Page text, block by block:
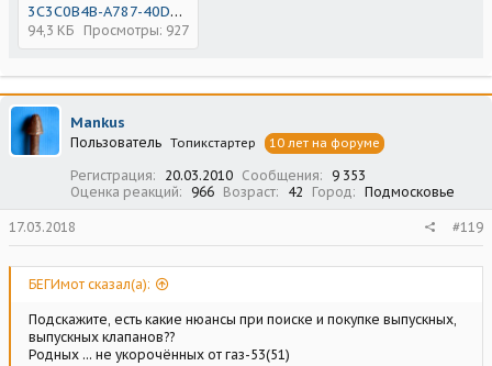
3C3C0B4B-A787-40D6-AE48-40211C6AC7B6.jpeg
94,3 КБ Просмотры: 927
Mankus
Пользователь Топикстартер 10 лет на форуме
Регистрация 20.03.2010 Сообщения
9 353
Оценка реакций
966 Возраст 42 Город Подмосковье
17.03.2018 #119
БЕГИмот сказал(а):
Подскажите, есть какие нюансы при поиске и покупке выпускных,
выпускных клапанов??
Родных ... не укорочённых от газ-53(51)